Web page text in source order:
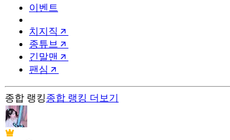
이벤트
치지직
종튜브
긴말맨
팬심
종합 랭킹종합 랭킹 더보기